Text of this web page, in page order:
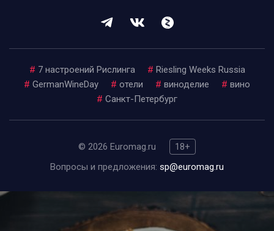
# 7 настроений Рислинга # Riesling Weeks Russia
# GermanWineDay # отели # виноделие # вино
# Санкт-Петербург
© 2026 Euromag.ru
18+
Вопросы и предложения: sp@euromag.ru